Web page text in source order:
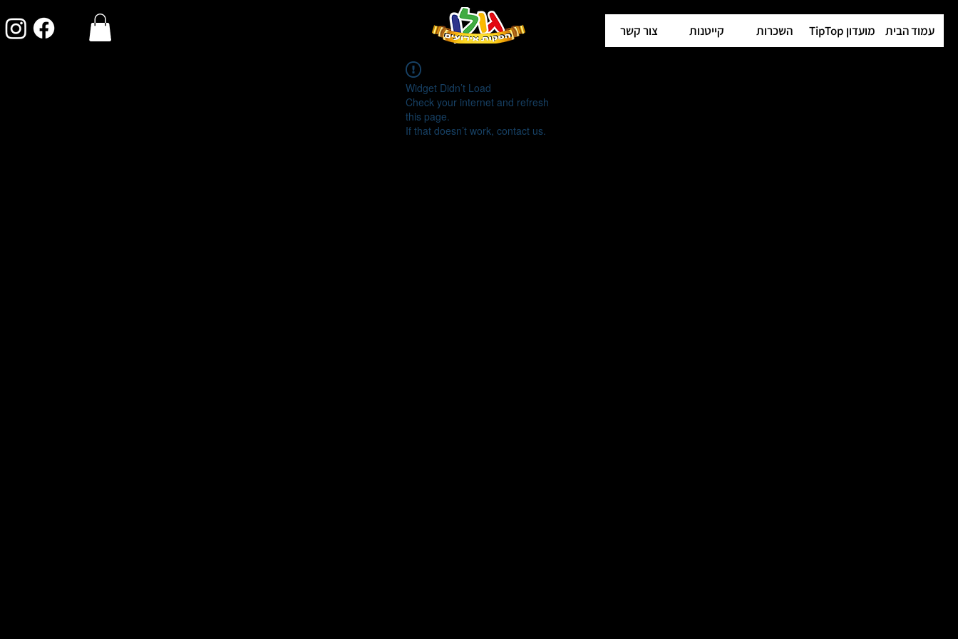
עמוד הבית מועדון TipTop השכרות קייטנות צור קשר
Widget Didn’t Load
Check your internet and refresh
this page.
If that doesn’t work, contact us.